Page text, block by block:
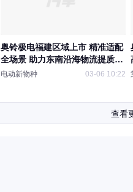
奥铃极电福建区域上市 精准适配
全场景 助力东南沿海物流提质增
效
电动新物种 03-06 10:22
查看